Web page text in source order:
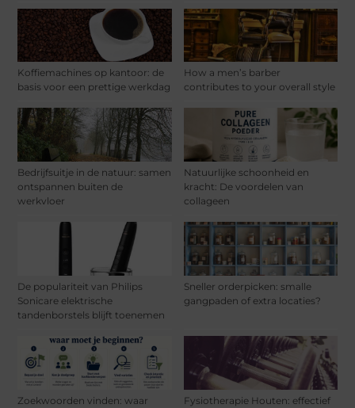
Koffiemachines op kantoor: de
basis voor een prettige werkdag
How a men’s barber
contributes to your overall style
Bedrijfsuitje in de natuur: samen
ontspannen buiten de
werkvloer
Natuurlijke schoonheid en
kracht: De voordelen van
collageen
De populariteit van Philips
Sonicare elektrische
tandenborstels blijft toenemen
Sneller orderpicken: smalle
gangpaden of extra locaties?
Zoekwoorden vinden: waar
Fysiotherapie Houten: effectief